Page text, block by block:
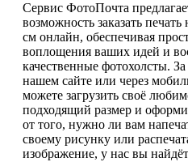
Сервис ФотоПочта
возможность заказать
см онлайн, обеспечивая
воплощения ваших идей и
качественные фотохолсты.
нашем сайте или через
можете загрузить своё
подходящий размер и
от того, нужно ли вам
своему рисунку или
изображение, у нас вы